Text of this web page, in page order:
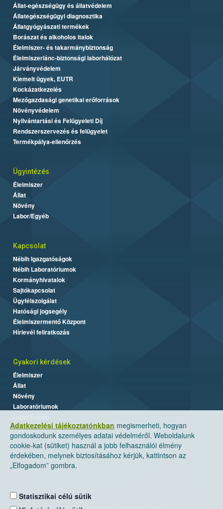
Adatkezelési tájékoztatónkban megismerheti, hogyan
gondoskodunk személyes adatai védelméről. Weboldalunk
cookie-kat (sütiket) használ a jobb felhasználói élmény
érdekében, melynek biztosításához kérjük, kattintson az
„Elfogadom” gombra.
Statisztikai célú sütik
Állat-egészségügy és állatvédelem
Állategészségügyi diagnosztika
Állatgyógyászati termékek
Borászat és alkoholos italok
Élelmiszer- és takarmánybiztonság
Élelmiszerlánc-biztonsági laborhálózat
Járványvédelem
Kiemelt ügyek, EUTR
Kockázatkezelés
Mezőgazdasági genetikai erőforrások
Növényvédelem
Nyilvántartási és Felügyeleti Díj
Rendszerszervezés és felügyelet
Termékpálya-ellenőrzés
Ügyintézés
Élelmiszer
Állat
Növény
Labor/Egyéb
Kapcsolat
Nébih Igazgatóságok
Nébih Laboratóriumok
Kormányhivatalok
Sajtókapcsolat
Ügyfélszolgálat
Hatósági jogsegély
Élelmiszermentő Központ
Hírlevél feliratkozás
Gyakori kérdések
Élelmiszer
Állat
Növény
Laboratóriumok
Nemzeti Élelmiszerlánc-biztonsági Hivatal